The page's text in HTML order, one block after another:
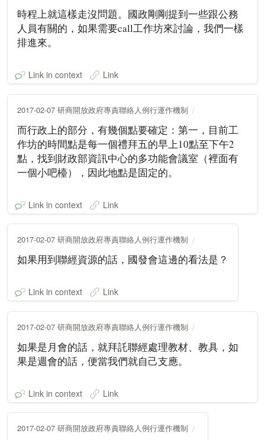
時程上就這樣走沒問題。國政剛剛提到一些跟公務
人員有關的，如果需要call工作坊來討論，我們一樣
排進來。
Link in context Link
2017-02-07 研商開放政府專責聯絡人例行運作機制
而行政上的部分，有幾個點要確定：第一，目前工
作坊的時間點是每一個禮拜五的早上10點至下午2
點，找到財政部資訊中心的多功能會議室（裡面有
一個小吧檯），因此地點是固定的。
Link in context Link
2017-02-07 研商開放政府專責聯絡人例行運作機制
如果用到聯經資源的話，國發會這邊的看法是？
Link in context Link
2017-02-07 研商開放政府專責聯絡人例行運作機制
如果是月會的話，就拜託聯經處理教材、教具，如
果是週會的話，便當我們就自己支應。
Link in context Link
2017-02-07 研商開放政府專責聯絡人例行運作機制